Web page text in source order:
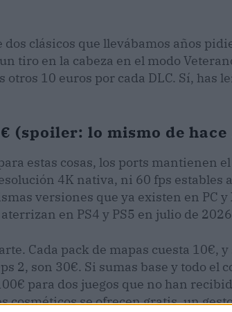
clásicos que llevábamos años
tiro en la cabeza en el modo
otros 10 euros por cada DLC. Sí, has
(spoiler: lo mismo de hace
estas cosas, los ports mantienen
4K nativa, ni 60 fps estables
versiones que ya existen en PC y
en PS4 y PS5 en julio de
Cada pack de mapas cuesta 10€,
2, son 30€. Si sumas base y todo el
para dos juegos que no han
cosméticos se ofrecen gratis, un